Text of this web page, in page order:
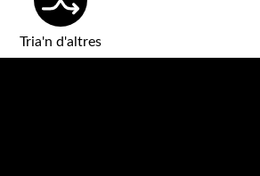
Tria'n d'altres